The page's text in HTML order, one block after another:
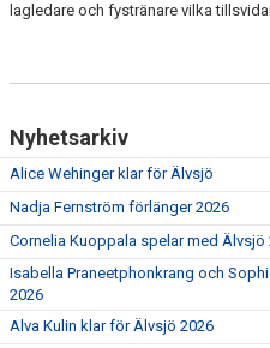
lagledare och fystränare vilka
Nyhetsarkiv
Alice Wehinger klar för Älvsjö
Nadja Fernström förlänger 2026
Cornelia Kuoppala spelar med Älvsjö
Isabella Praneetphonkrang och
2026
Alva Kulin klar för Älvsjö 2026